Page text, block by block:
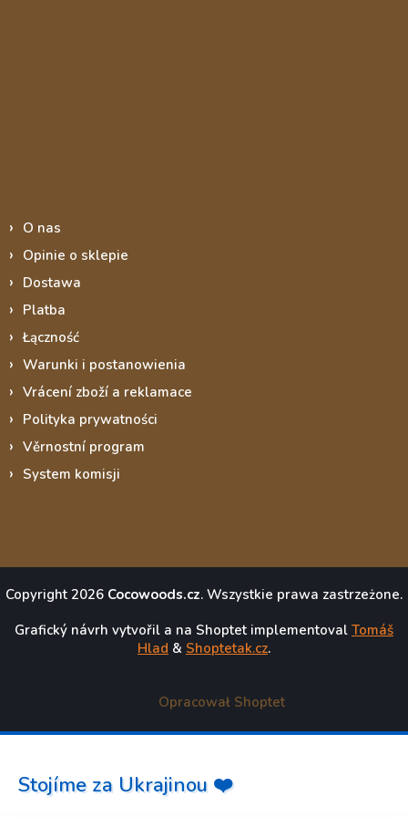
O nas
Opinie o sklepie
Dostawa
Platba
Łączność
Warunki i postanowienia
Vrácení zboží a reklamace
Polityka prywatności
Věrnostní program
System komisji
Copyright 2026 Cocowoods.cz. Wszystkie prawa zastrzeżone.
Grafický návrh vytvořil a na Shoptet implementoval Tomáš
Hlad & Shoptetak.cz.
Opracował Shoptet
Stojíme za Ukrajinou ❤️